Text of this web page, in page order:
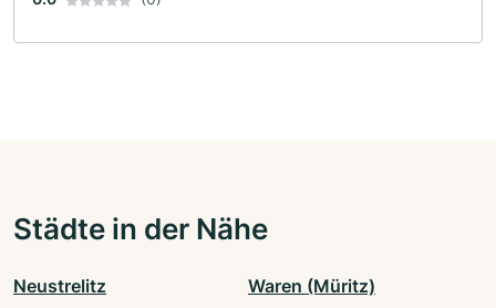
Städte in der Nähe
Neustrelitz Waren (Müritz)